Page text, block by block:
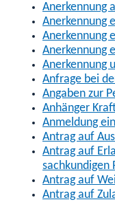
Anerkennung
Anerkennung
Anerkennung
Anerkennung
Anerkennung
Anfrage bei
Angaben zur
Anhänger
Anmeldung
Antrag auf
Antrag auf
sachkundigen
Antrag auf
Antrag auf